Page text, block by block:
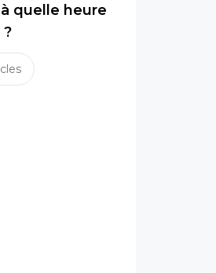
à quelle heure